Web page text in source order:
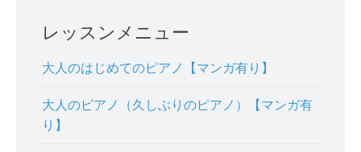
レッスンメニュー
大人のはじめてのピアノ【マンガ有り】
大人のピアノ（久しぶりのピアノ）【マンガ有
り】